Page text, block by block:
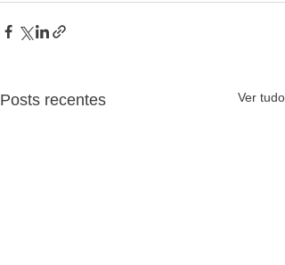
Posts recentes Ver tudo